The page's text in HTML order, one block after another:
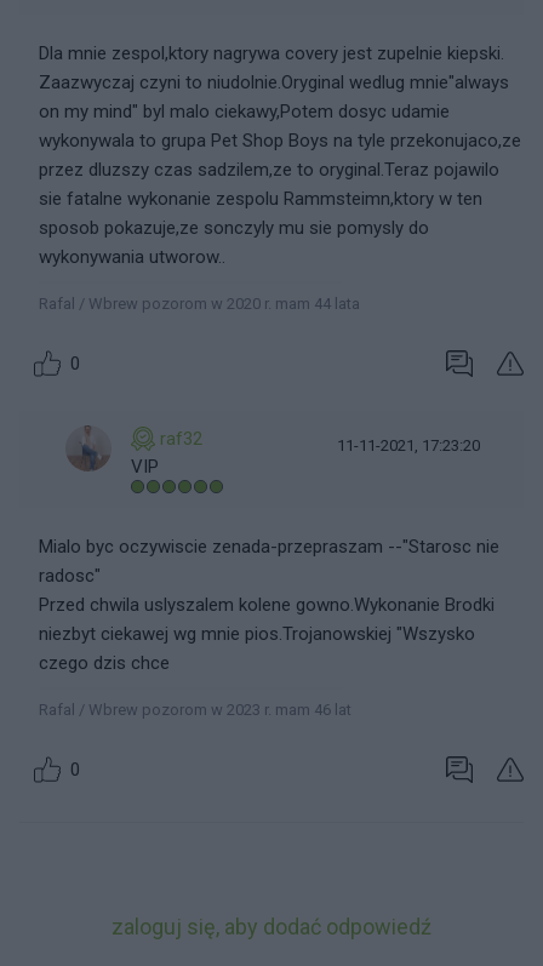
Dla mnie zespol,ktory nagrywa covery jest zupelnie kiepski.
Zaazwyczaj czyni to niudolnie.Oryginal wedlug mnie"always
on my mind" byl malo ciekawy,Potem dosyc udamie
wykonywala to grupa Pet Shop Boys na tyle przekonujaco,ze
przez dluzszy czas sadzilem,ze to oryginal.Teraz pojawilo
sie fatalne wykonanie zespolu Rammsteimn,ktory w ten
sposob pokazuje,ze sonczyly mu sie pomysly do
wykonywania utworow..
Rafal / Wbrew pozorom w 2020 r. mam 44 lata
0
raf32
VIP
11-11-2021, 17:23:20
Mialo byc oczywiscie zenada-przepraszam --"Starosc nie
radosc"
Przed chwila uslyszalem kolene gowno.Wykonanie Brodki
niezbyt ciekawej wg mnie pios.Trojanowskiej "Wszysko
czego dzis chce
Rafal / Wbrew pozorom w 2023 r. mam 46 lat
0
zaloguj się, aby dodać odpowiedź